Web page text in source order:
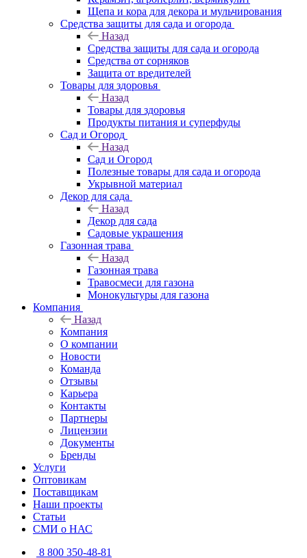
Щепа и кора для декора и мульчирования
Средства защиты для сада и огорода
Назад
Средства защиты для сада и огорода
Средства от сорняков
Защита от вредителей
Товары для здоровья
Назад
Товары для здоровья
Продукты питания и суперфуды
Сад и Огород
Назад
Сад и Огород
Полезные товары для сада и огорода
Укрывной материал
Декор для сада
Назад
Декор для сада
Садовые украшения
Газонная трава
Назад
Газонная трава
Травосмеси для газона
Монокультуры для газона
Компания
Назад
Компания
О компании
Новости
Команда
Отзывы
Карьера
Контакты
Партнеры
Лицензии
Документы
Бренды
Услуги
Оптовикам
Поставщикам
Наши проекты
Статьи
СМИ о НАС
8 800 350-48-81